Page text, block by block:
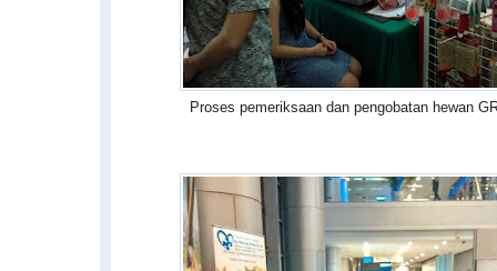
Proses pemeriksaan dan pengobatan hewan